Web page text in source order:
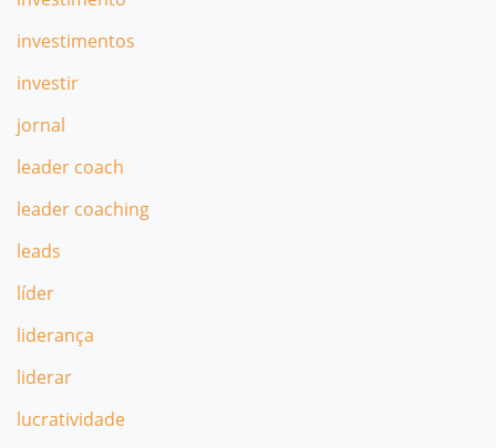
investimentos
investir
jornal
leader coach
leader coaching
leads
líder
liderança
liderar
lucratividade